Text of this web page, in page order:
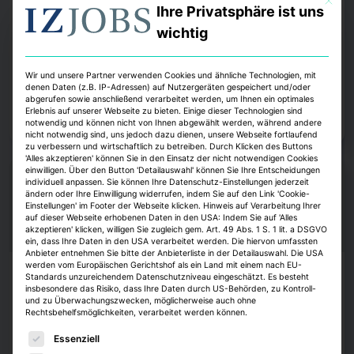
Strategis ernennt Roland D. Schleider zum
Head of Business Development
Head of Business Development. Er war zuletzt als Interimmanager und
Unternehmensberater tätig.
Janina Stadel, erstellt mit IZ KI 6. August 2026
Zum Artikel
Köpfe
Daniel Maric leitet europäischen Vertrieb bei
Principal AM
Principal Asset Management, ein internationaler Investmentmanager,
Ihre Privatsphäre ist uns
wichtig
Wir und unsere Partner verwenden Cookies und ähnliche Technologien, mit
denen Daten (z.B. IP-Adressen) auf Nutzergeräten gespeichert und/oder
abgerufen sowie anschließend verarbeitet werden, um Ihnen ein optimales
Erlebnis auf unserer Webseite zu bieten. Einige dieser Technologien sind
notwendig und können nicht von Ihnen abgewählt werden, während andere
nicht notwendig sind, uns jedoch dazu dienen, unsere Webseite fortlaufend
zu verbessern und wirtschaftlich zu betreiben. Durch Klicken des Buttons
'Alles akzeptieren' können Sie in den Einsatz der nicht notwendigen Cookies
einwilligen. Über den Button 'Detailauswahl' können Sie Ihre Entscheidungen
individuell anpassen. Sie können Ihre Datenschutz-Einstellungen jederzeit
ändern oder Ihre Einwilligung widerrufen, indem Sie auf den Link 'Cookie-
Einstellungen' im Footer der Webseite klicken. Hinweis auf Verarbeitung Ihrer
auf dieser Webseite erhobenen Daten in den USA: Indem Sie auf 'Alles
akzeptieren' klicken, willigen Sie zugleich gem. Art. 49 Abs. 1 S. 1 lit. a DSGVO
ein, dass Ihre Daten in den USA verarbeitet werden. Die hiervon umfassten
Anbieter entnehmen Sie bitte der Anbieterliste in der Detailauswahl. Die USA
werden vom Europäischen Gerichtshof als ein Land mit einem nach EU-
Standards unzureichendem Datenschutzniveau eingeschätzt. Es besteht
insbesondere das Risiko, dass Ihre Daten durch US-Behörden, zu Kontroll-
und zu Überwachungszwecken, möglicherweise auch ohne
Rechtsbehelfsmöglichkeiten, verarbeitet werden können.
Es folgt eine Liste der Service-Gruppen, für die eine
Essenziell